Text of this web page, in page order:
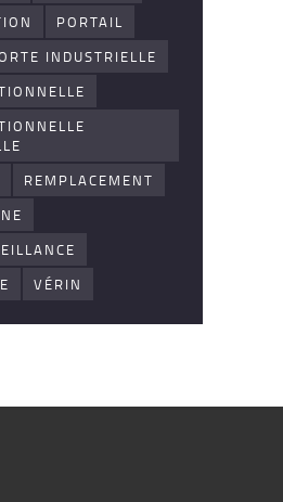
PORTAIL
INDUSTRIELLE
REMPLACEMENT
VÉRIN